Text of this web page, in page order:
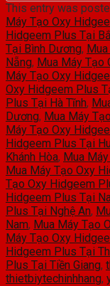
This entry was
Máy Tạo Oxy
Hidgeem Plus Tại
Tại Bình Dương,
Nẵng, Mua Máy Tạo
Máy Tạo Oxy
Oxy Hidgeem Plus
Plus Tại Hà Tĩnh,
Dương, Mua Máy
Máy Tạo Oxy
Hidgeem Plus Tại
Khánh Hòa, Mua
Mua Máy Tạo Oxy
Tạo Oxy Hidgeem
Hidgeem Plus Tại
Plus Tại Nghệ An,
Nam, Mua Máy Tạo
Máy Tạo Oxy
Hidgeem Plus Tại
Plus Tại Tiền Giang,
thietbiytechinhhang,